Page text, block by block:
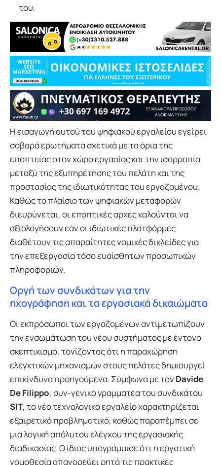
του.
Η εισαγωγή αυτού του ψηφιακού εργαλείου εγείρει
σοβαρά ερωτήματα σχετικά με τα όρια της
εποπτείας στον χώρο εργασίας και την ισορροπία
μεταξύ της εξυπηρέτησης του πελάτη και της
προστασίας της ιδιωτικότητας του εργαζομένου.
Καθώς το πλαίσιο των ψηφιακών μεταφορών
διευρύνεται, οι εποπτικές αρχές καλούνται να
αξιολογήσουν εάν οι ιδιωτικές πλατφόρμες
διαθέτουν τις απαραίτητες νομικές δικλείδες για
την επεξεργασία τόσο ευαίσθητων προσωπικών
πληροφοριών.
Οργή των συνδικάτων για την
ηχογράφηση και τα εργασιακά δικαιώματα
Οι εκπρόσωποι των εργαζομένων αντιμετωπίζουν
την ενσωμάτωση του νέου συστήματος με έντονο
σκεπτικισμό, τονίζοντας ότι η παραχώρηση
ελεγκτικών μηχανισμών στους πελάτες δημιουργεί
επικίνδυνα προηγούμενα. Σύμφωνα με τον Davide
De Filippo, συν-γενικό γραμματέα του συνδικάτου
SIT, το νέο τεχνολογικό εργαλείο χαρακτηρίζεται
εξαιρετικά προβληματικό, καθώς παραπέμπει σε
μια λογική απόλυτου ελέγχου της εργασιακής
διαδικασίας. Ο ίδιος υπογράμμισε ότι η εργατική
νομοθεσία απαγορεύει ρητά τις πρακτικές